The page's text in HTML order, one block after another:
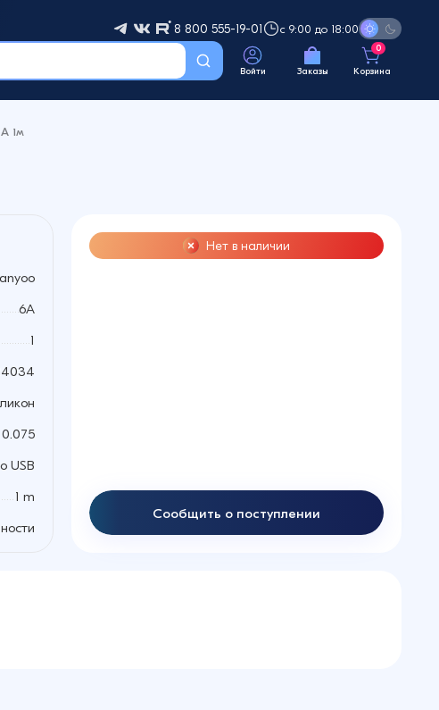
8 800 555-19-01 с 9:00 до 18:00
Войти Заказы
0
Корзина
1м
6A
1
0.075
USB
1 m
Нет в наличии
Сообщить о поступлении